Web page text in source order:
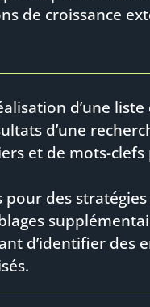
de croissance
d’une liste
d’une
et de mots-
des
d’identifier des